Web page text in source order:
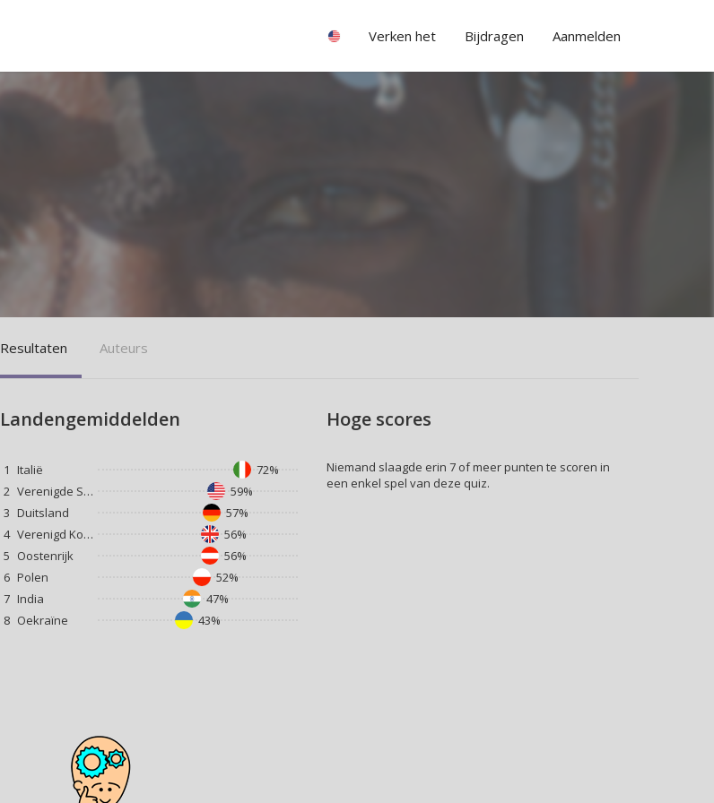
Verken het Bijdragen Aanmelden
Resultaten Auteurs
Landengemiddelden
1 Italië
72%
2
Verenigde Staten
59%
3 Duitsland
57%
4
Verenigd Koninkrijk
56%
5 Oostenrijk
56%
6 Polen
52%
7 India
47%
8 Oekraïne 43%
Hoge scores
Niemand slaagde erin 7 of meer punten te scoren in
een enkel spel van deze quiz.